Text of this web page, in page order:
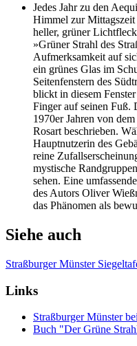
Jedes Jahr zu den
Himmel zur
heller, grüner
»Grüner Strahl des
Aufmerksamkeit auf
ein grünes Glas im
Seitenfenstern des
blickt in diesem
Finger auf seinen Fuß.
1970er Jahren von
Rosart beschrieben.
Hauptnutzerin des
reine
mystische
sehen. Eine
des Autors Oliver
das Phänomen als
Siehe auch
Straßburger Münster
Links
Straßburger Münster
Buch "Der Grüne